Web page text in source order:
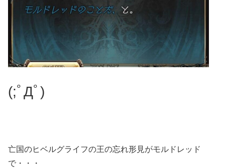
(;ﾟДﾟ)
亡国のヒベルグライフの王の忘れ形見がモルドレッド
で・・・